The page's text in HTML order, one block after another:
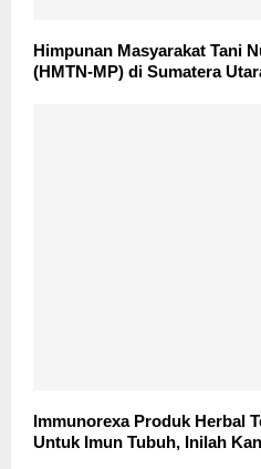
Himpunan Masyarakat Tani
(HMTN-MP) di Sumatera
Immunorexa Produk Herbal
Untuk Imun Tubuh, Inilah